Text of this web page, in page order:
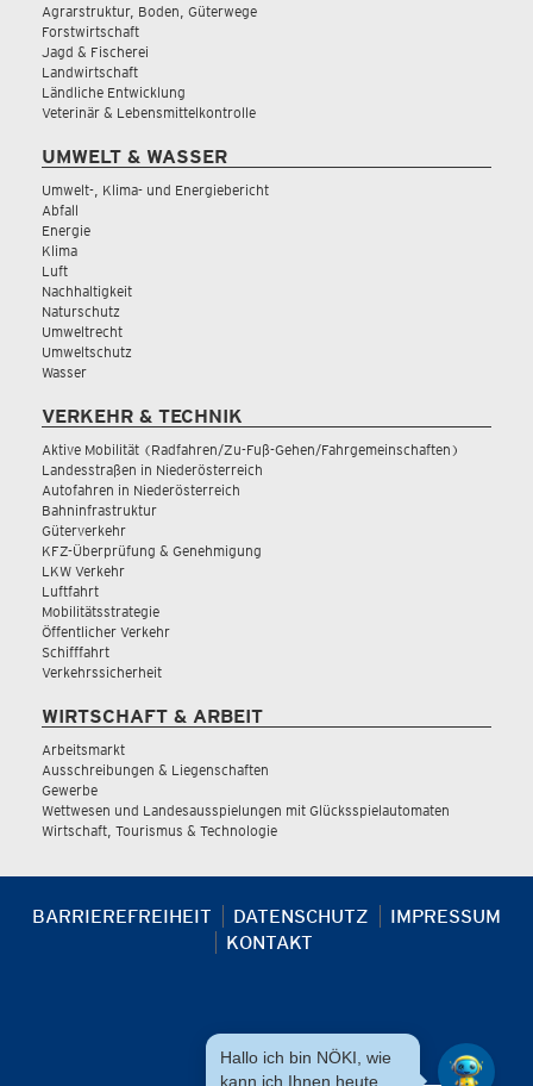
Agrarstruktur, Boden, Güterwege
Forstwirtschaft
Jagd & Fischerei
Landwirtschaft
Ländliche Entwicklung
Veterinär & Lebensmittelkontrolle
UMWELT & WASSER
Umwelt-, Klima- und Energiebericht
Abfall
Energie
Klima
Luft
Nachhaltigkeit
Naturschutz
Umweltrecht
Umweltschutz
Wasser
VERKEHR & TECHNIK
Aktive Mobilität (Radfahren/Zu-Fuß-Gehen/Fahrgemeinschaften)
Landesstraßen in Niederösterreich
Autofahren in Niederösterreich
Bahninfrastruktur
Güterverkehr
KFZ-Überprüfung & Genehmigung
LKW Verkehr
Luftfahrt
Mobilitätsstrategie
Öffentlicher Verkehr
Schifffahrt
Verkehrssicherheit
WIRTSCHAFT & ARBEIT
Arbeitsmarkt
Ausschreibungen & Liegenschaften
Gewerbe
Wettwesen und Landesausspielungen mit Glücksspielautomaten
Wirtschaft, Tourismus & Technologie
BARRIEREFREIHEIT DATENSCHUTZ
IMPRESSUM
KONTAKT
Hallo ich bin NÖKI, wie
kann ich Ihnen heute